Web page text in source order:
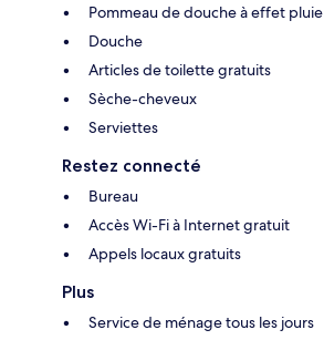
Pommeau de douche à effet pluie
Douche
Articles de toilette gratuits
Sèche-cheveux
Serviettes
Restez connecté
Bureau
Accès Wi-Fi à Internet gratuit
Appels locaux gratuits
Plus
Service de ménage tous les jours